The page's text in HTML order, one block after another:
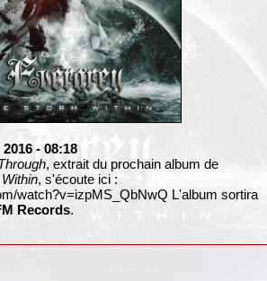
- 08:18
, extrait du prochain album de
, s'écoute ici :
watch?v=izpMS_QbNwQ L'album sortira
Records.